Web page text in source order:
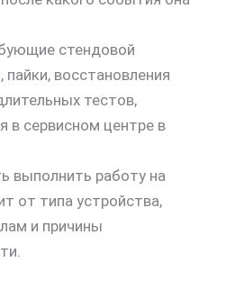
стендовой
пайки, восстановления
тестов,
в сервисном центре в
выполнить работу на
от типа устройства,
и причины